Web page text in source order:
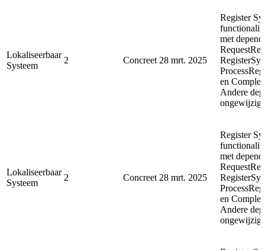
Lokaliseerbaar
Systeem
2 Concreet 28 mrt. 2025
Register
met
en
Andere
Lokaliseerbaar
Systeem
2 Concreet 28 mrt. 2025
Register
met
en
Andere